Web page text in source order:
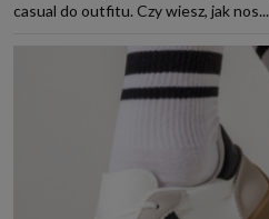
casual do outfitu. Czy wiesz, jak nos...